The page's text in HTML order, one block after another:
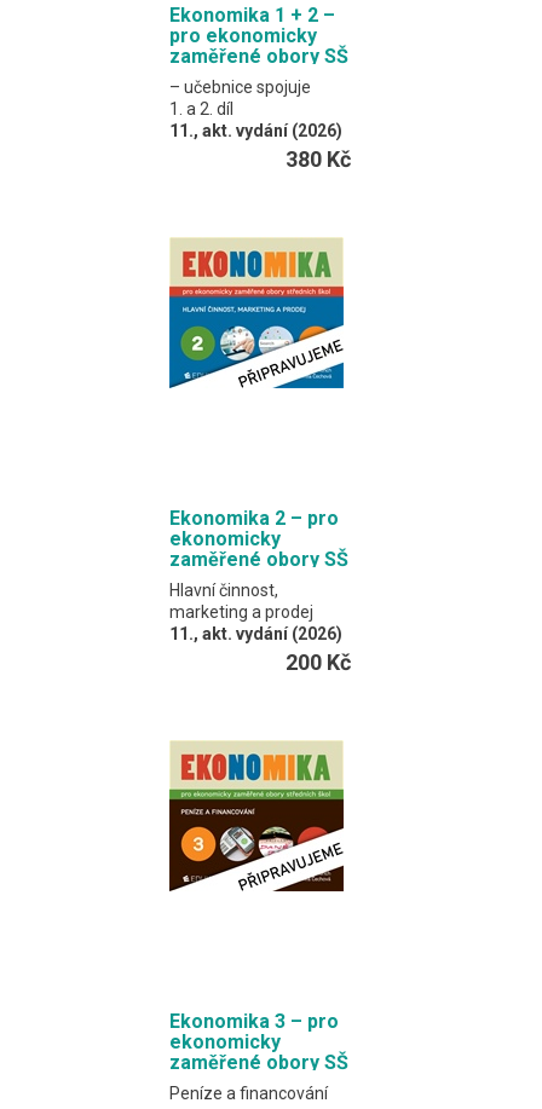
Ekonomika 1 + 2 –
pro ekonomicky
zaměřené obory SŠ
– učebnice spojuje
1. a 2. díl
11., akt. vydání (2026)
úlohy.
Formát EDUKO PC / 368
stran
380 Kč
Ekonomika 2 – pro
ekonomicky
zaměřené obory SŠ
Hlavní činnost,
marketing a prodej
11., akt. vydání (2026)
procvičovací úlohy.
Formát EDUKO PC / 180
stran
200 Kč
Ekonomika 3 – pro
ekonomicky
zaměřené obory SŠ
Peníze a financování